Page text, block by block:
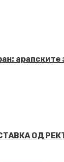
арапските
ОД